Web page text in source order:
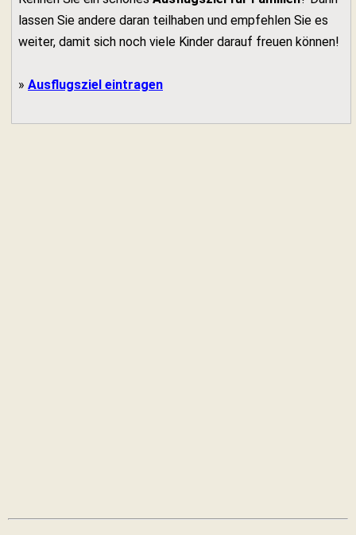
lassen Sie andere daran teilhaben und empfehlen Sie es
weiter, damit sich noch viele Kinder darauf freuen können!
» Ausflugsziel eintragen